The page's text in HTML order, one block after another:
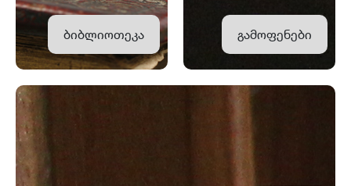
ბიბლიოთეკა გამოფენები